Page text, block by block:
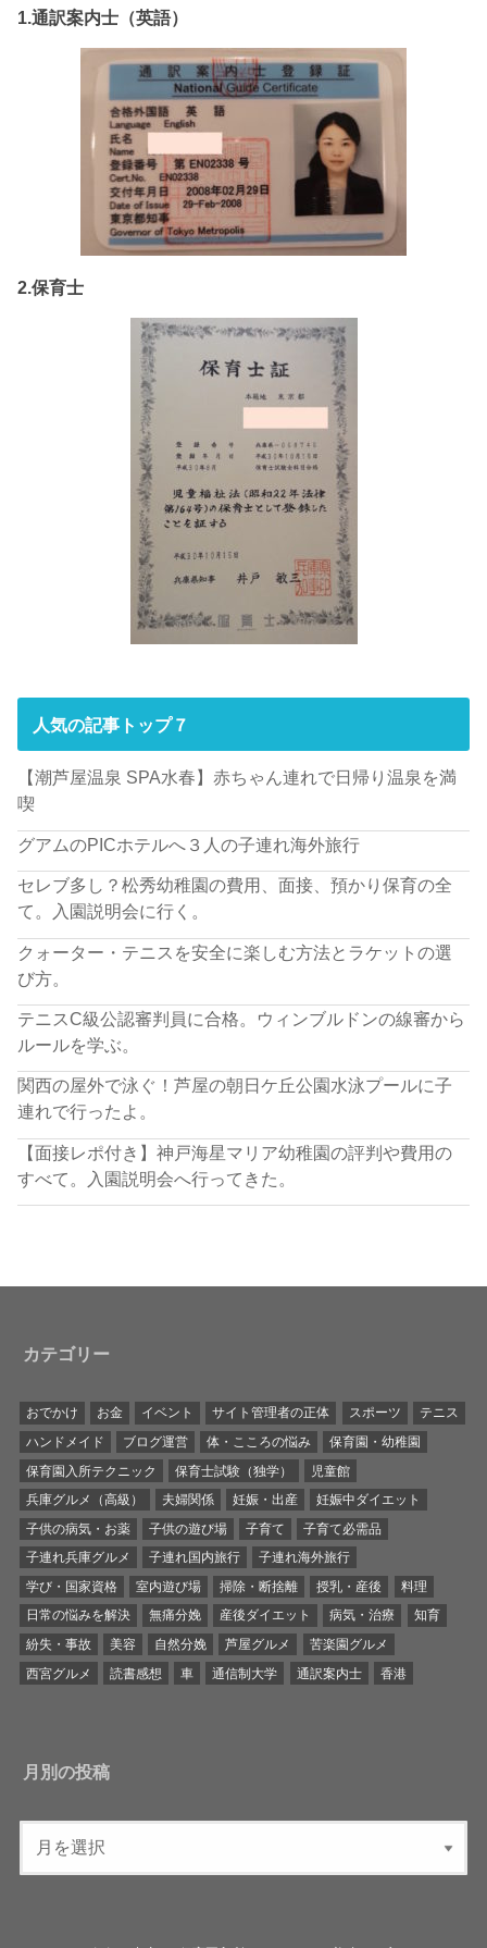
1.通訳案内士（英語）
2.保育士
人気の記事トップ７
【潮芦屋温泉 SPA水春】赤ちゃん連れで日帰り温泉を満
喫
グアムのPICホテルへ３人の子連れ海外旅行
セレブ多し？松秀幼稚園の費用、面接、預かり保育の全
て。入園説明会に行く。
クォーター・テニスを安全に楽しむ方法とラケットの選
び方。
テニスC級公認審判員に合格。ウィンブルドンの線審から
ルールを学ぶ。
関西の屋外で泳ぐ！芦屋の朝日ケ丘公園水泳プールに子
連れで行ったよ。
【面接レポ付き】神戸海星マリア幼稚園の評判や費用の
すべて。入園説明会へ行ってきた。
カテゴリー
おでかけ お金 イベント サイト管理者の正体 スポーツ
テニス
ハンドメイド
ブログ運営 体・こころの悩み
保育園・幼稚園
保育園入所テクニック
保育士試験（独学）
児童館
兵庫グルメ（高級）
夫婦関係 妊娠・出産
妊娠中ダイエット
子供の病気・お薬
子供の遊び場 子育て
子育て必需品
子連れ兵庫グルメ
子連れ国内旅行
子連れ海外旅行
学び・国家資格
室内遊び場 掃除・断捨離 授乳・産後
料理
日常の悩みを解決
無痛分娩 産後ダイエット 病気・治療
知育
紛失・事故
美容 自然分娩 芦屋グルメ
苦楽園グルメ
西宮グルメ
読書感想 車 通信制大学 通訳案内士 香港
月別の投稿